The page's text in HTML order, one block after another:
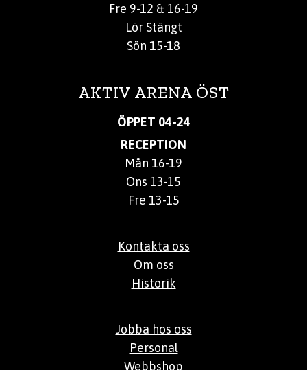
Fre 9-12 & 16-19
Lör Stängt
Sön 15-18
AKTIV ARENA ÖST
ÖPPET 04-24
RECEPTION
Mån 16-19
Ons 13-15
Fre 13-15
Kontakta oss
Om oss
Historik
Jobba hos oss
Personal
Webbshop